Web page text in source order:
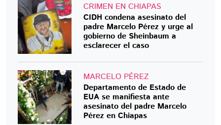
CRIMEN EN CHIAPAS
CIDH condena asesinato del
padre Marcelo Pérez y urge al
gobierno de Sheinbaum a
esclarecer el caso
MARCELO PÉREZ
Departamento de Estado de
EUA se manifiesta ante
asesinato del padre Marcelo
Pérez en Chiapas